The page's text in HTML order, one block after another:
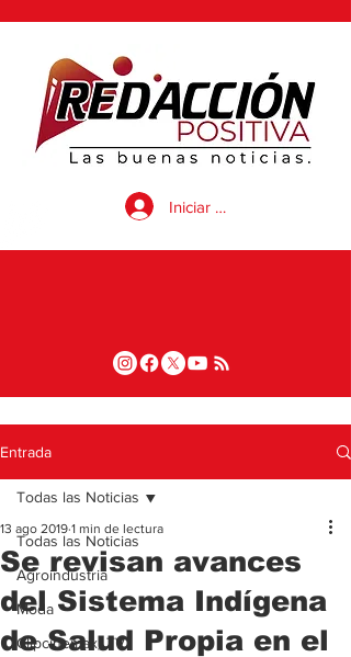
Iniciar sesión
Entrada
Todas las Noticias
Agroindustria
Moda
Clipcinemax_TV
Todas las Noticias
Se revisan avances
del Sistema Indígena
de Salud Propia en el
13 ago 2019 1 min de lectura